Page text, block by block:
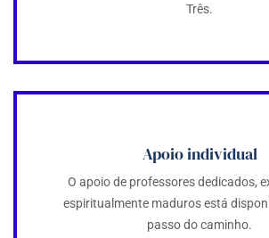
Três.
Apoio individual
O apoio de professores dedicados,
espiritualmente maduros está
passo do caminho.